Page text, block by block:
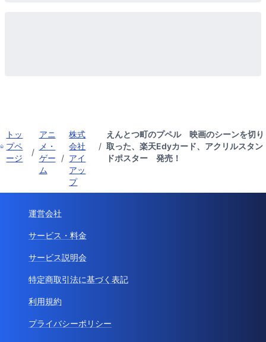
トッ
プペ
ージ
/
アニ
メ・
ゲー
ム
/
株式
会社
アイ
アッ
プ
/
えんとつ町のプペル 映画のシーンを切り
取った、楽天Edyカード、アクリルスタン
ドポスター 発売！
運営会社
サービス・料金
サービス説明会
特定商取引法に基づく表記
利用規約
プライバシーポリシー